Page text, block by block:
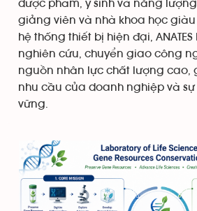
dược phẩm, y sinh và năng
giảng viên và nhà khoa học
hệ thống thiết bị hiện đại,
nghiên cứu, chuyển giao công
nguồn nhân lực chất lượng cao,
nhu cầu của doanh nghiệp và
vững.